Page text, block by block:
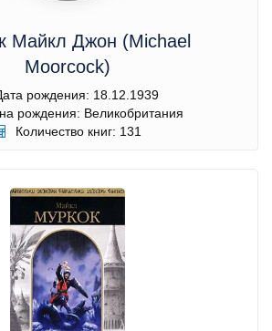
Майкл Джон (Michael
Moorcock)
рождения: 18.12.1939
рождения: Великобритания
Количество книг: 131